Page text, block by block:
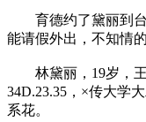
育德约了黛丽到台
能请假外出，不知情
林黛丽，19岁，王
34D.23.35，×传大学
系花。